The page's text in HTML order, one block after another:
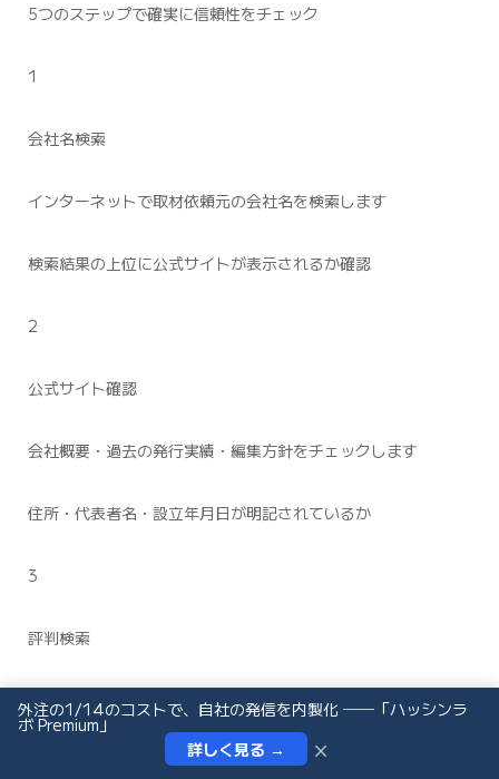
5つのステップで確実に信頼性をチェック
1
会社名検索
インターネットで取材依頼元の会社名を検索します
検索結果の上位に公式サイトが表示されるか確認
2
公式サイト確認
会社概要・過去の発行実績・編集方針をチェックします
住所・代表者名・設立年月日が明記されているか
3
評判検索
「会社名 評判」「会社名 トラブル」で検索し、過去の事例を
確認します
インタビュー依頼
外注の1/14のコストで、自社の発信を内製化 ──「ハッシンラ
ボ Premium」
詳しく見る →
×